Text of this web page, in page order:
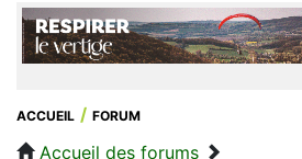
ACCUEIL FORUM
Accueil des forums